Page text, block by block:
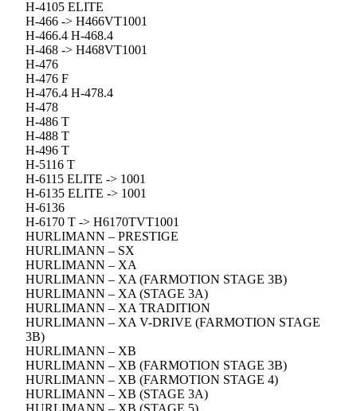
H-4105 ELITE
H-466 -> H466VT1001
H-466.4 H-468.4
H-468 -> H468VT1001
H-476
H-476 F
H-476.4 H-478.4
H-478
H-486 T
H-488 T
H-496 T
H-5116 T
H-6115 ELITE -> 1001
H-6135 ELITE -> 1001
H-6136
H-6170 T -> H6170TVT1001
HURLIMANN – PRESTIGE
HURLIMANN – SX
HURLIMANN – XA
HURLIMANN – XA (FARMOTION STAGE 3B)
HURLIMANN – XA (STAGE 3A)
HURLIMANN – XA TRADITION
HURLIMANN – XA V-DRIVE (FARMOTION STAGE
3B)
HURLIMANN – XB
HURLIMANN – XB (FARMOTION STAGE 3B)
HURLIMANN – XB (FARMOTION STAGE 4)
HURLIMANN – XB (STAGE 3A)